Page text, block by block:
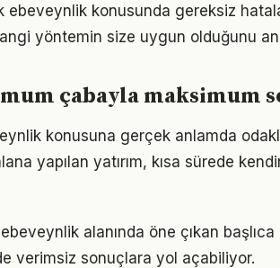
ebeveynlik konusunda gereksiz
yöntemin size uygun olduğunu
çabayla maksimum
konusuna gerçek anlamda
yapılan yatırım, kısa sürede
alanında öne çıkan
verimsiz sonuçlara yol açabiliyor.